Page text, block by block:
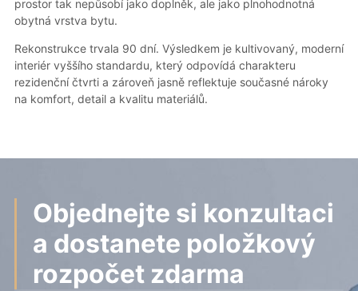
prostor tak nepůsobí jako doplněk, ale jako plnohodnotná
obytná vrstva bytu.
Rekonstrukce trvala 90 dní. Výsledkem je kultivovaný, moderní
interiér vyššího standardu, který odpovídá charakteru
rezidenční čtvrti a zároveň jasně reflektuje současné nároky
na komfort, detail a kvalitu materiálů.
Objednejte si konzultaci
a dostanete položkový
rozpočet zdarma